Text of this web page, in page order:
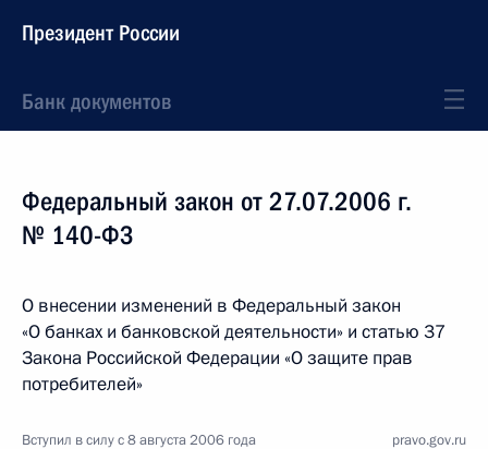
Президент России
Банк документов
Федеральный закон от 27.07.2006 г.
№ 140-ФЗ
О внесении изменений в Федеральный закон
«О банках и банковской деятельности» и статью 37
Закона Российской Федерации «О защите прав
потребителей»
Вступил в силу с 8 августа 2006 года pravo.gov.ru